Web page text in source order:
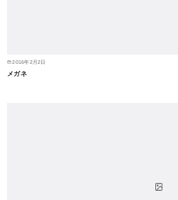
2016年2月2日
メガネ